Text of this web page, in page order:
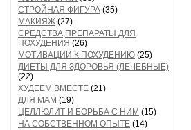
СТРОЙНАЯ ФИГУРА (35)
МАКИЯЖ (27)
СРЕДСТВА,ПРЕПАРАТЫ ДЛЯ
ПОХУДЕНИЯ (26)
МОТИВАЦИИ К ПОХУДЕНИЮ (25)
ДИЕТЫ ДЛЯ ЗДОРОВЬЯ (ЛЕЧЕБНЫЕ)
(22)
ХУДЕЕМ ВМЕСТЕ (21)
ДЛЯ МАМ (19)
ЦЕЛЛЮЛИТ И БОРЬБА С НИМ (15)
НА СОБСТВЕННОМ ОПЫТЕ (14)